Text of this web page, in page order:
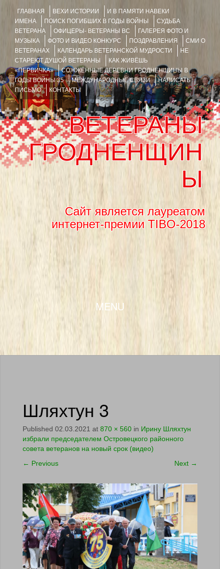
ГЛАВНАЯ ВЕХИ ИСТОРИИ
И В ПАМЯТИ НАВЕКИ
ИМЕНА
ПОИСК ПОГИБШИХ В ГОДЫ ВОЙНЫ
СУДЬБА
ВЕТЕРАНА
ОФИЦЕРЫ- ВЕТЕРАНЫ ВС
ГАЛЕРЕЯ ФОТО И
МУЗЫКА
ФОТО И ВИДЕО КОНКУРС ПОЗДРАВЛЕНИЯ
СМИ О
ВЕТЕРАНАХ
КАЛЕНДАРЬ ВЕТЕРАНСКОЙ МУДРОСТИ
НЕ
СТАРЕЮТ ДУШОЙ ВЕТЕРАНЫ
КАК ЖИВЁШЬ
«ПЕРВИЧКА»
СОЖЖЁННЫЕ ДЕРЕВНИ ГРОДНЕНЩИНЫ В
ГОДЫ ВОЙНЫ 35
МЕЖДУНАРОДНЫЕ СВЯЗИ
НАПИСАТЬ
ПИСЬМО
КОНТАКТЫ
ВЕТЕРАНЫ
ГРОДНЕНЩИН
Ы
Сайт является лауреатом
интернет-премии TIBO-2018
MENU
SKIP TO CONTENT
Шляхтун 3
Published 02.03.2021 at 870 × 560 in Ирину Шляхтун
избрали председателем Островецкого районного
совета ветеранов на новый срок (видео)
← Previous Next →